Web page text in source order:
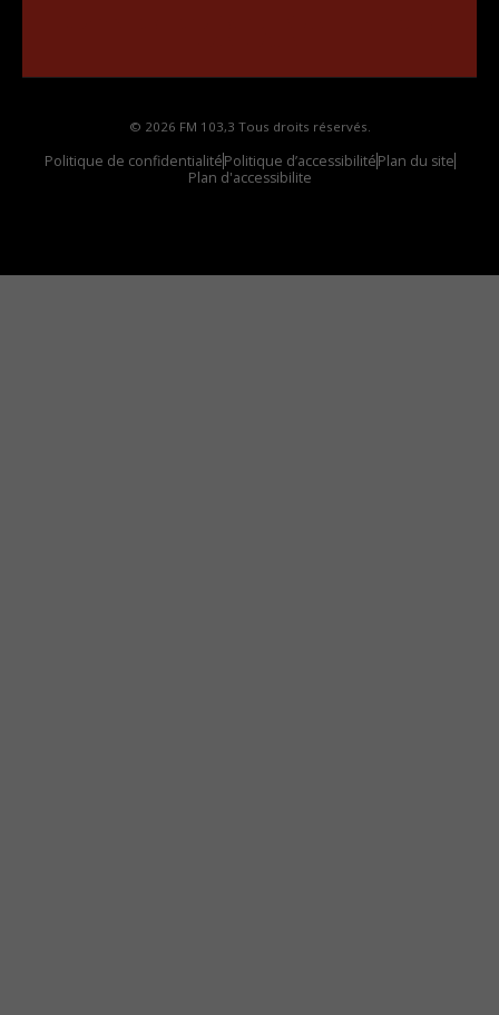
© 2026 FM 103,3 Tous droits réservés.
Politique de confidentialitéPolitique d’accessibilitéPlan du site
Plan d'accessibilite